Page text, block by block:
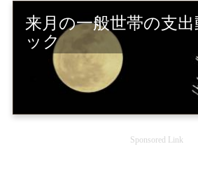
来月の一般世帯の支
ック
Sponsored Link